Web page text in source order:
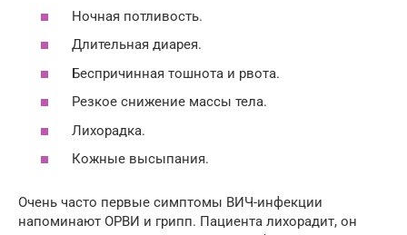
Ночная потливость.
Длительная диарея.
Беспричинная тошнота и рвота.
Резкое снижение массы тела.
Лихорадка.
Кожные высыпания.
Очень часто первые симптомы ВИЧ-инфекции
напоминают ОРВИ и грипп. Пациента лихорадит, он